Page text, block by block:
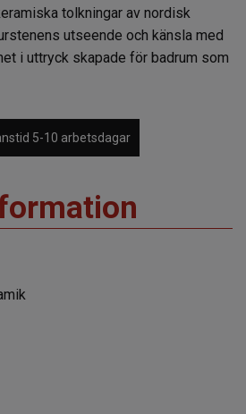
tolkningar av nordisk
utseende och känsla med
i uttryck skapade för badrum som
5-10 arbetsdagar